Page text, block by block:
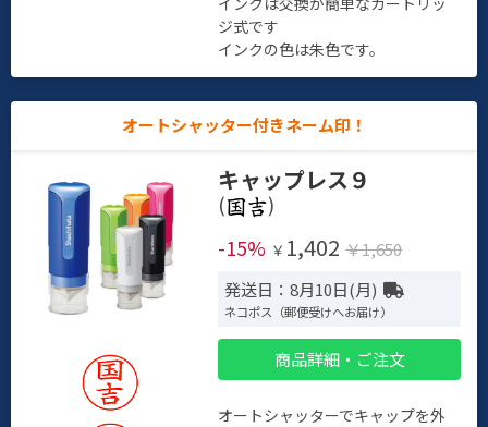
ジ式です
インクの色は朱色です。
オートシャッター付きネーム印！
キャップレス９
(
)
-15% ￥ 1,402 ￥1,650
発送日：8月10日(月)
ネコポス（郵便受けへお届け）
商品詳細・ご注文
オートシャッターでキャップを外